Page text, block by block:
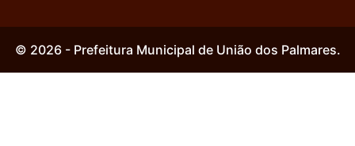
© 2026 - Prefeitura Municipal de União dos Palmares.